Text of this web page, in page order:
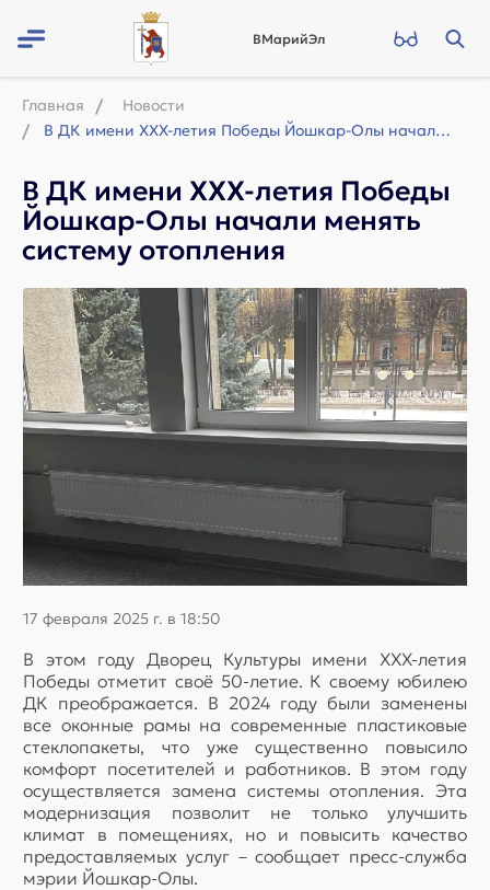
ВМарийЭл
Главная
Новости
В ДК имени ХХХ-летия Победы Йошкар-Олы начали менять систему отопления
В ДК имени ХХХ-летия Победы
Йошкар-Олы начали менять
систему отопления
17 февраля 2025 г. в 18:50
В этом году Дворец Культуры имени ХХХ-летия
Победы отметит своё 50-летие. К своему юбилею
ДК преображается. В 2024 году были заменены
все оконные рамы на современные пластиковые
стеклопакеты, что уже существенно повысило
комфорт посетителей и работников. В этом году
осуществляется замена системы отопления. Эта
модернизация позволит не только улучшить
климат в помещениях, но и повысить качество
предоставляемых услуг – сообщает пресс-служба
мэрии Йошкар-Олы.